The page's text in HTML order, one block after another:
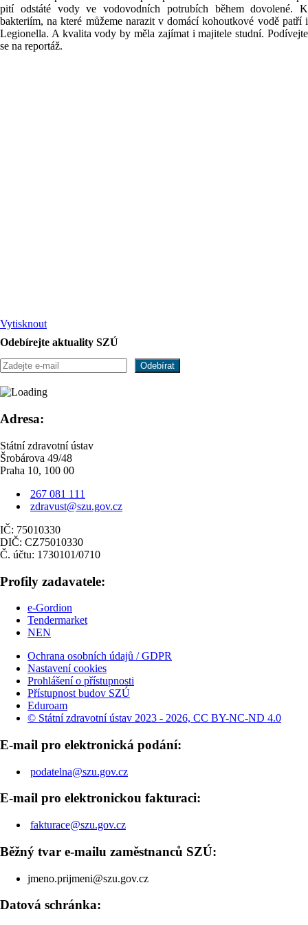
pití odstáté vody ve vodovodních potrubích během dovolené. K
bakteriím, na které můžeme narazit v domácí kohoutkové vodě patří i
Legionella. A kvalita vody by měla zajímat i majitele studní. Podívejte
se na reportáž.
Vytisknout
Odebírejte aktuality SZÚ
Adresa:
Státní zdravotní ústav
Šrobárova 49/48
Praha 10, 100 00
267 081 111
zdravust@szu.gov.cz
IČ: 75010330
DIČ: CZ75010330
Č. účtu: 1730101/0710
Profily zadavatele:
e-Gordion
Tendermarket
NEN
Ochrana osobních údajů / GDPR
Nastavení cookies
Prohlášení o přístupnosti
Přístupnost budov SZÚ
Eduroam
© Státní zdravotní ústav 2023 - 2026, CC BY-NC-ND 4.0
E-mail pro elektronická podání:
podatelna@szu.gov.cz
E-mail pro elektronickou fakturaci:
fakturace@szu.gov.cz
Běžný tvar e-mailu zaměstnanců SZÚ:
jmeno.prijmeni@szu.gov.cz
Datová schránka: